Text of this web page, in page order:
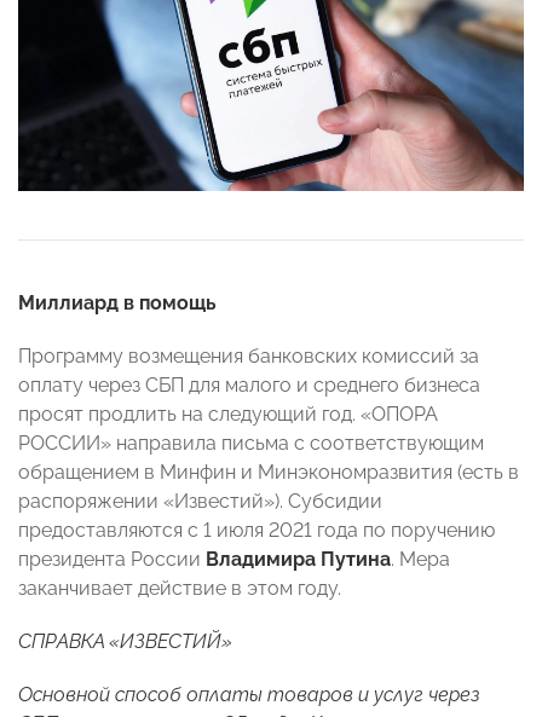
Миллиард в помощь
Программу возмещения банковских комиссий за
оплату через СБП для малого и среднего бизнеса
просят продлить на следующий год. «ОПОРА
РОССИИ» направила письма с соответствующим
обращением в Минфин и Минэкономразвития (есть в
распоряжении «Известий»). Субсидии
предоставляются с 1 июля 2021 года по поручению
президента России Владимира Путина. Мера
заканчивает действие в этом году.
СПРАВКА «ИЗВЕСТИЙ»
Основной способ оплаты товаров и услуг через